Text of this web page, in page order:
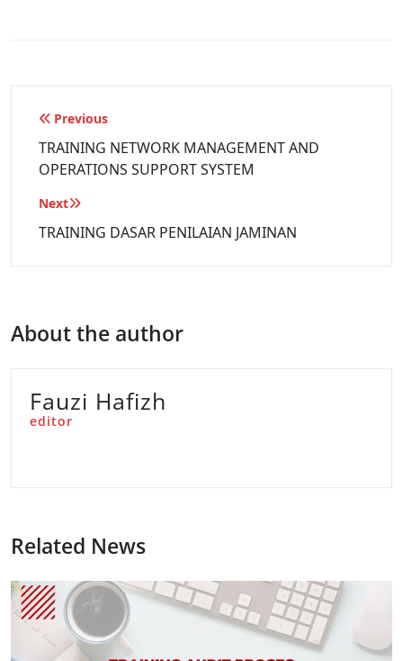
Previous
TRAINING NETWORK MANAGEMENT AND
OPERATIONS SUPPORT SYSTEM
Next
TRAINING DASAR PENILAIAN JAMINAN
About the author
Fauzi Hafizh
editor
Related News